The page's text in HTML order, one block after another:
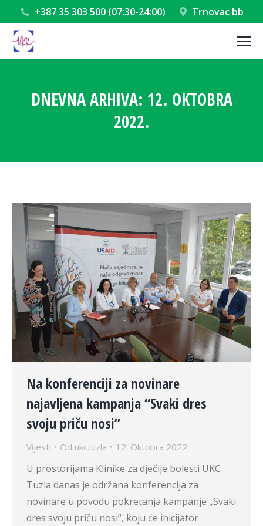
+387 35 303 500 (07:30-24:00) Trnovac bb
DNEVNA ARHIVA: 12. OKTOBRA
2022.
Na konferenciji za novinare
najavljena kampanja “Svaki dres
svoju priču nosi”
Vijesti Od ukctuzla 12. Oktobra 2022.
U prostorijama Klinike za dječije bolesti UKC
Tuzla danas je održana konferencija za
novinare u povodu pokretanja kampanje „Svaki
dres svoju priču nosi“, koju će inicijator